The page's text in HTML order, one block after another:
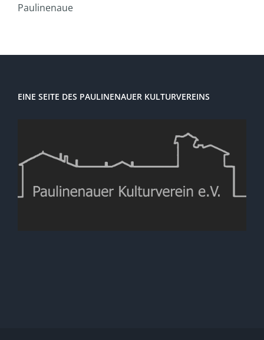
Paulinenaue
EINE SEITE DES PAULINENAUER KULTURVEREINS